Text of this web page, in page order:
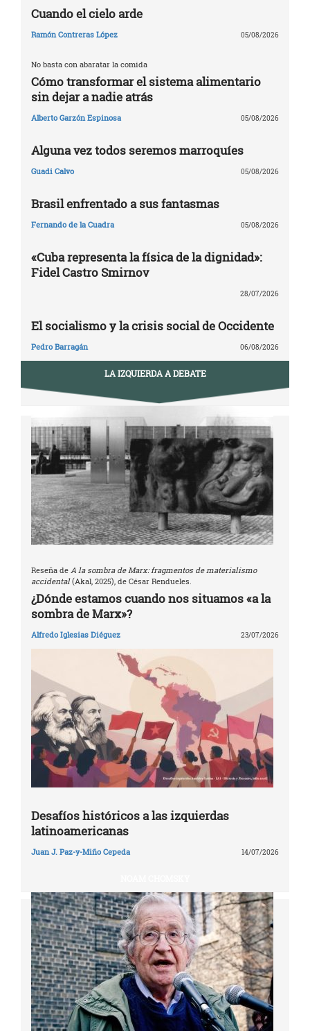
Cuando el cielo arde
Ramón Contreras López 05/08/2026
No basta con abaratar la comida
Cómo transformar el sistema alimentario
sin dejar a nadie atrás
Alberto Garzón Espinosa 05/08/2026
Alguna vez todos seremos marroquíes
Guadi Calvo 05/08/2026
Brasil enfrentado a sus fantasmas
Fernando de la Cuadra 05/08/2026
«Cuba representa la física de la dignidad»:
Fidel Castro Smirnov
28/07/2026
El socialismo y la crisis social de Occidente
Pedro Barragán 06/08/2026
LA IZQUIERDA A DEBATE
Reseña de A la sombra de Marx: fragmentos de materialismo
accidental(Akal, 2025), de César Rendueles.
¿Dónde estamos cuando nos situamos «a la
sombra de Marx»?
Alfredo Iglesias Diéguez 23/07/2026
Desafíos históricos a las izquierdas
latinoamericanas
Juan J. Paz-y-Miño Cepeda 14/07/2026